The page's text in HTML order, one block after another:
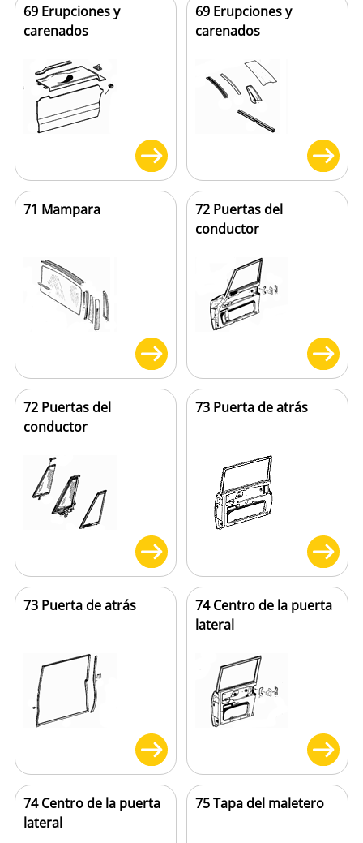
69 Erupciones y
carenados
69 Erupciones y
carenados
71 Mampara
72 Puertas del
conductor
72 Puertas del
conductor
73 Puerta de atrás
73 Puerta de atrás
74 Centro de la puerta
lateral
74 Centro de la puerta
lateral
75 Tapa del maletero